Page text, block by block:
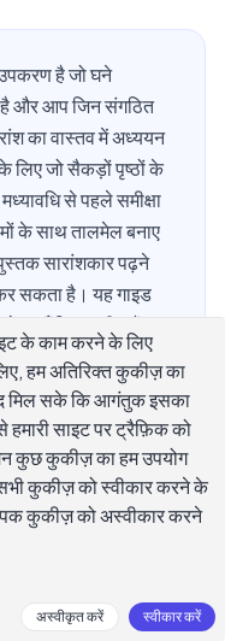
है जो घने
है और आप जिन संगठित
का वास्तव में अध्ययन
लिए जो सैकड़ों पृष्ठों के
से पहले समीक्षा
के साथ तालमेल बनाए
सारांशकार पढ़ने
सकता है। यह गाइड
कहाँ विश्वसनीय हैं,
के बजाय अध्ययन साथी
है और यह कैसे काम
अनुभाग या पूरी इकाई
करता है: मुख्य
के काम करने के लिए
हम अतिरिक्त कुकीज़ का
मिल सके कि आगंतुक इसका
हमारी साइट पर ट्रैफ़िक को
कुछ कुकीज़ का हम उपयोग
सभी कुकीज़ को स्वीकार करने के
कुकीज़ को अस्वीकार करने
अस्वीकृत करें स्वीकार करें